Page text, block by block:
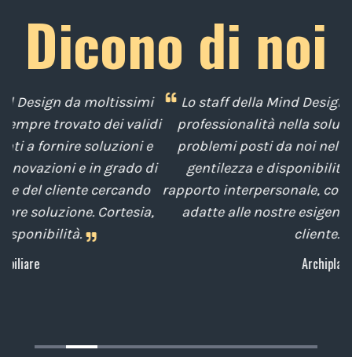
Dicono di noi
Lo staff della Mind Design ci ha mostrato la sua
professionalità nella soluzione tempestiva dei
problemi posti da noi nel corso degli anni, con
gentilezza e disponibilità nella gestione del
rapporto interpersonale, con competenze tecniche
adatte alle nostre esigenze sempre attenti al